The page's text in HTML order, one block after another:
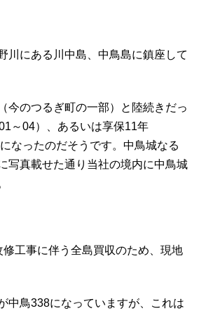
川にある川中島、中鳥島に鎮座して
今のつるぎ町の一部）と陸続きだっ
～04）、あるいは享保11年
なったのだそうです。中鳥城なる
写真載せた通り当社の境内に中鳥城
工事に伴う全島買収のため、現地
中鳥338になっていますが、これは